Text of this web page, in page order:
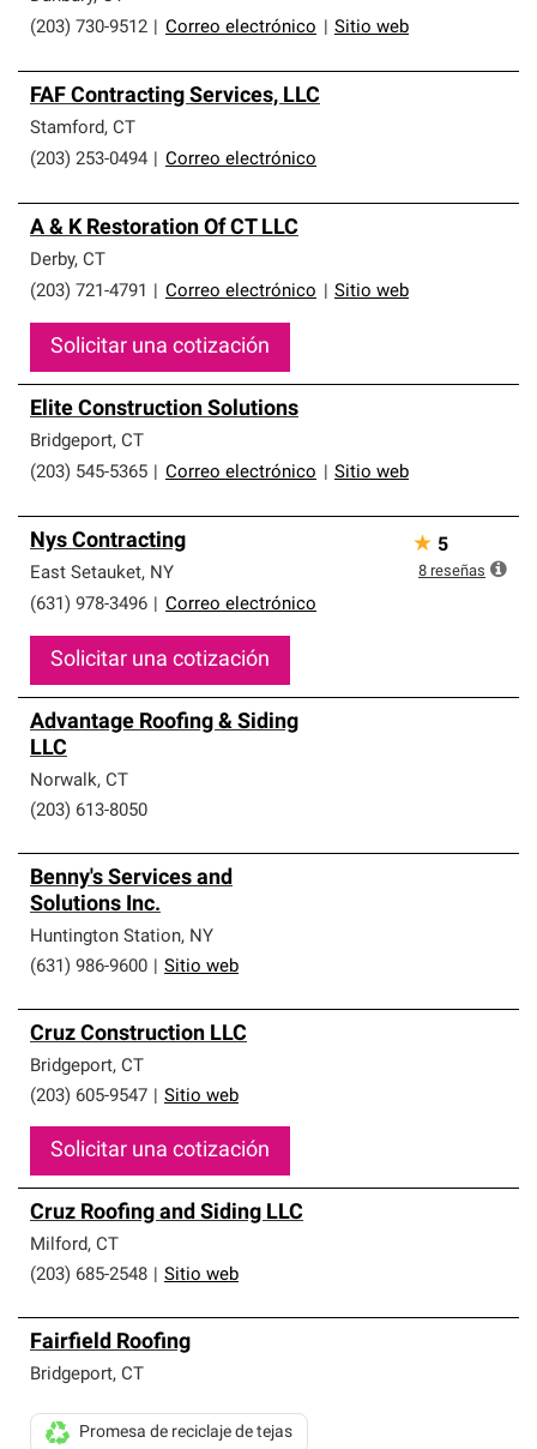
(203) 730-9512
Correo electrónico Sitio web
FAF Contracting Services, LLC
Stamford, CT
(203) 253-0494
Correo electrónico
A & K Restoration Of CT LLC
Derby, CT
(203) 721-4791
Correo electrónico Sitio web
Solicitar una cotización
Elite Construction Solutions
Bridgeport, CT
(203) 545-5365
Correo electrónico Sitio web
Nys Contracting
East Setauket, NY
(631) 978-3496
Correo electrónico
Solicitar una cotización
★ 5
8 reseñas
Advantage Roofing & Siding
LLC
Norwalk, CT
(203) 613-8050
Benny's Services and
Solutions Inc.
Huntington Station, NY
(631) 986-9600
Sitio web
Cruz Construction LLC
Bridgeport, CT
(203) 605-9547
Sitio web
Solicitar una cotización
Cruz Roofing and Siding LLC
Milford, CT
(203) 685-2548
Sitio web
Fairfield Roofing
Bridgeport, CT
Promesa de reciclaje de tejas